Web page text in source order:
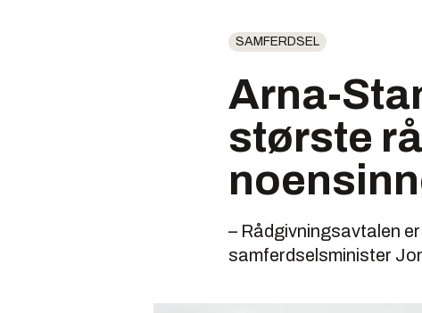
SAMFERDSEL
Arna-
største
– Rådgivningsavtalen
samferdselsminister